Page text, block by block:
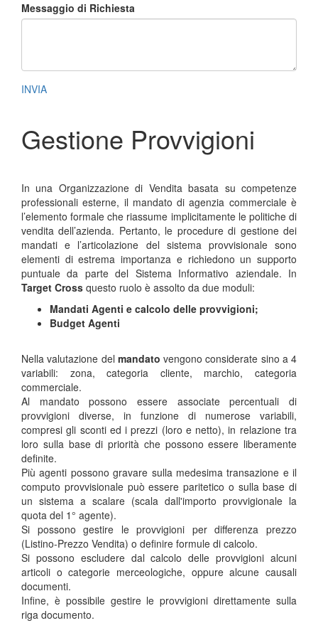
Messaggio di Richiesta
INVIA
Gestione Provvigioni
In una Organizzazione di Vendita basata su competenze
professionali esterne, il mandato di agenzia commerciale è
l’elemento formale che riassume implicitamente le politiche di
vendita dell’azienda. Pertanto, le procedure di gestione dei
mandati e l’articolazione del sistema provvisionale sono
elementi di estrema importanza e richiedono un supporto
puntuale da parte del Sistema Informativo aziendale. In
Target Cross questo ruolo è assolto da due moduli:
Mandati Agenti e calcolo delle provvigioni;
Budget Agenti
Nella valutazione del mandato vengono considerate sino a 4
variabili: zona, categoria cliente, marchio, categoria
commerciale.
Al mandato possono essere associate percentuali di
provvigioni diverse, in funzione di numerose variabili,
compresi gli sconti ed i prezzi (loro e netto), in relazione tra
loro sulla base di priorità che possono essere liberamente
definite.
Più agenti possono gravare sulla medesima transazione e il
computo provvisionale può essere paritetico o sulla base di
un sistema a scalare (scala dall'importo provvigionale la
quota del 1° agente).
Si possono gestire le provvigioni per differenza prezzo
(Listino-Prezzo Vendita) o definire formule di calcolo.
Si possono escludere dal calcolo delle provvigioni alcuni
articoli o categorie merceologiche, oppure alcune causali
documenti.
Infine, è possibile gestire le provvigioni direttamente sulla
riga documento.